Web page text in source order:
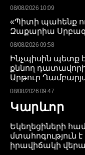
08/08/2026 10:09
«Պիտի պահենք
Զաքարիա
08/08/2026 09:58
Ինչպիսին պետք
քննող
Արթուր
08/08/2026 09:47
Կարևոր
Եկեղեցիների
մտահոգություն
իրավիճակի